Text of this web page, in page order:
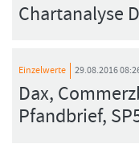
Chartanalyse
Einzelwerte 29.08.2016
Dax,
Pfandbrief,